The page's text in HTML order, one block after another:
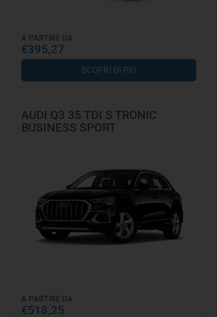
A PARTIRE DA
€395,27
SCOPRI DI PIÙ
AUDI Q3 35 TDI S TRONIC
BUSINESS SPORT
A PARTIRE DA
€518,25